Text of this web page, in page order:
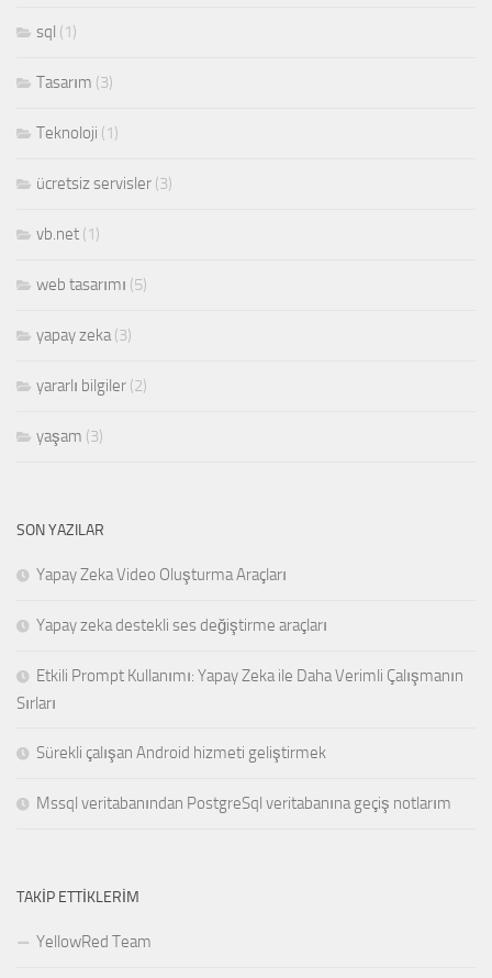
sql (1)
Tasarım (3)
Teknoloji (1)
ücretsiz servisler (3)
vb.net (1)
web tasarımı (5)
yapay zeka(3)
yararlı bilgiler (2)
yaşam (3)
SON YAZILAR
Yapay Zeka Video Oluşturma Araçları
Yapay zeka destekli ses değiştirme araçları
Etkili Prompt Kullanımı: Yapay Zeka ile Daha Verimli Çalışmanın
Sırları
Sürekli çalışan Android hizmeti geliştirmek
Mssql veritabanından PostgreSql veritabanına geçiş notlarım
TAKIP ETTIKLERIM
YellowRed Team